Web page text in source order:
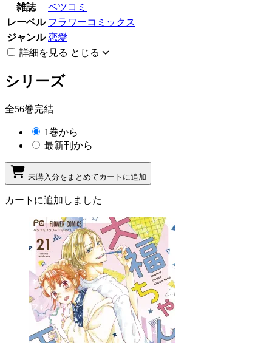
雑誌
ベツコミ
レーベル フラワーコミックス
ジャンル 恋愛
詳細を見る とじる
シリーズ
全56巻完結
1巻から
最新刊から
未購入分をまとめてカートに追加
カートに追加しました